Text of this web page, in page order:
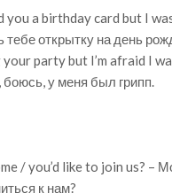
a birthday card but I
открытку на день
party but I’m afraid I
боюсь, у меня был грипп.
/ you’d like to join us? –
к нам?